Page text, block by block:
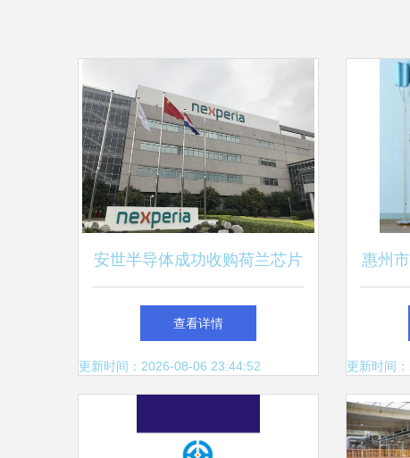
安世半导体成功收购荷兰芯片
厂Nowi 深化布局能量采集技
术赛道
查看详情
更新时间：2026-08-06 23:44:52
惠州
更新时间